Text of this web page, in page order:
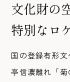
文化財の
特別なロ
国の登録有形
亭信濃離れ「